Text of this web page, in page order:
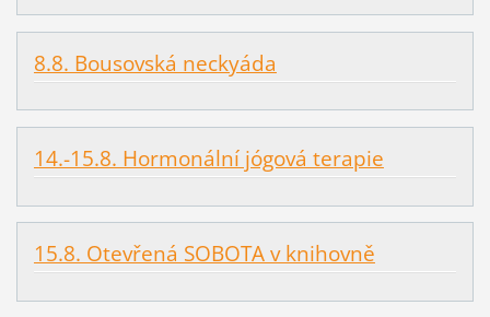
8.8. Bousovská neckyáda
14.-15.8. Hormonální jógová terapie
15.8. Otevřená SOBOTA v knihovně